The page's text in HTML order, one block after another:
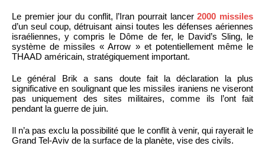
Le premier jour du conflit, l’Iran pourrait lancer2000 missiles
d’un seul coup, détruisant ainsi toutes les défenses aériennes
israéliennes, y compris le Dôme de fer, le David’s Sling, le
système de missiles « Arrow » et potentiellement même le
THAAD américain, stratégiquement important.
Le général Brik a sans doute fait la déclaration la plus
significative en soulignant que les missiles iraniens ne viseront
pas uniquement des sites militaires, comme ils l’ont fait
pendant la guerre de juin.
Il n’a pas exclu la possibilité que le conflit à venir, qui rayerait le
Grand Tel-Aviv de la surface de la planète, vise des civils.